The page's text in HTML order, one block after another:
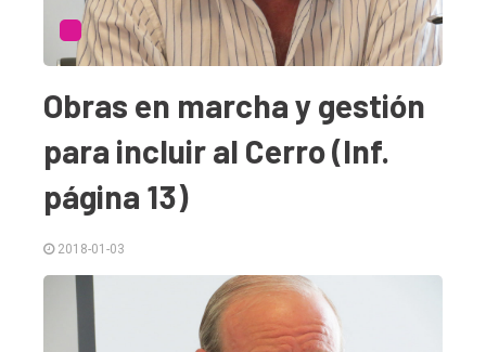
El
único
DIARIO
Obras en marcha y gestión
para incluir al Cerro (Inf.
página 13)
2018-01-03